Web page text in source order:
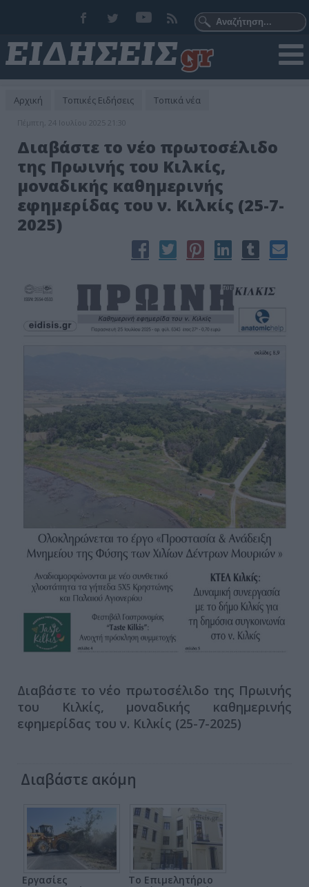
Αρχική Τοπικές Ειδήσεις Τοπικά νέα
Πέμπτη, 24 Ιουλίου 2025 21:30
Διαβάστε το νέο πρωτοσέλιδο
της Πρωινής του Κιλκίς,
μοναδικής καθημερινής
εφημερίδας του ν. Κιλκίς (25-7-
2025)
Διαβάστε το νέο πρωτοσέλιδο της Πρωινής
του Κιλκίς, μοναδικής καθημερινής
εφημερίδας του ν. Κιλκίς (25-7-2025)
Διαβάστε ακόμη
Εργασίες
Το Επιμελητήριο